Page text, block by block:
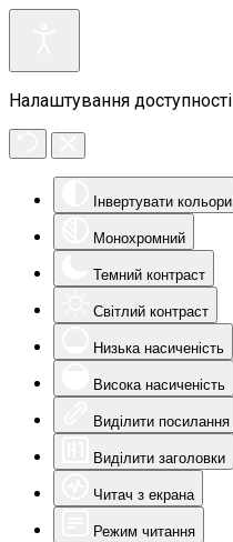
Налаштування доступності
Інвертувати кольори
Монохромний
Темний контраст
Світлий контраст
Низька насиченість
Висока насиченість
Виділити посилання
Виділити заголовки
Читач з екрана
Режим читання